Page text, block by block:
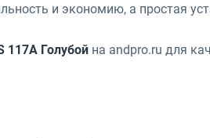
и экономию, а простая
117A Голубой на andpro.ru для